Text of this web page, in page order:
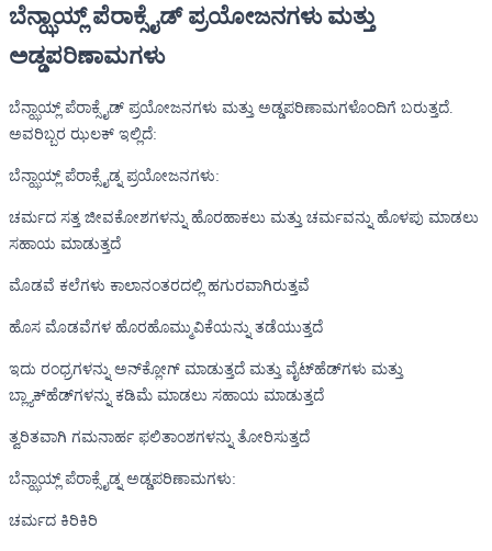
ಬೆನ್ಝಾಯ್ಲ್ ಪೆರಾಕ್ಸೈಡ್ ಪ್ರಯೋಜನಗಳು ಮತ್ತು
ಅಡ್ಡಪರಿಣಾಮಗಳು
ಬೆನ್ಝಾಯ್ಲ್ ಪೆರಾಕ್ಸೈಡ್ ಪ್ರಯೋಜನಗಳು ಮತ್ತು ಅಡ್ಡಪರಿಣಾಮಗಳೊಂದಿಗೆ ಬರುತ್ತದೆ.
ಅವರಿಬ್ಬರ ಝಲಕ್ ಇಲ್ಲಿದೆ:
ಬೆನ್ಝಾಯ್ಲ್ ಪೆರಾಕ್ಸೈಡ್ನ ಪ್ರಯೋಜನಗಳು:
ಚರ್ಮದ ಸತ್ತ ಜೀವಕೋಶಗಳನ್ನು ಹೊರಹಾಕಲು ಮತ್ತು ಚರ್ಮವನ್ನು ಹೊಳಪು ಮಾಡಲು
ಸಹಾಯ ಮಾಡುತ್ತದೆ
ಮೊಡವೆ ಕಲೆಗಳು ಕಾಲಾನಂತರದಲ್ಲಿ ಹಗುರವಾಗಿರುತ್ತವೆ
ಹೊಸ ಮೊಡವೆಗಳ ಹೊರಹೊಮ್ಮುವಿಕೆಯನ್ನು ತಡೆಯುತ್ತದೆ
ಇದು ರಂಧ್ರಗಳನ್ನು ಅನ್‌ಕ್ಲೋಗ್ ಮಾಡುತ್ತದೆ ಮತ್ತು ವೈಟ್‌ಹೆಡ್‌ಗಳು ಮತ್ತು
ಬ್ಲ್ಯಾಕ್‌ಹೆಡ್‌ಗಳನ್ನು ಕಡಿಮೆ ಮಾಡಲು ಸಹಾಯ ಮಾಡುತ್ತದೆ
ತ್ವರಿತವಾಗಿ ಗಮನಾರ್ಹ ಫಲಿತಾಂಶಗಳನ್ನು ತೋರಿಸುತ್ತದೆ
ಬೆನ್ಝಾಯ್ಲ್ ಪೆರಾಕ್ಸೈಡ್ನ ಅಡ್ಡಪರಿಣಾಮಗಳು:
ಚರ್ಮದ ಕಿರಿಕಿರಿ